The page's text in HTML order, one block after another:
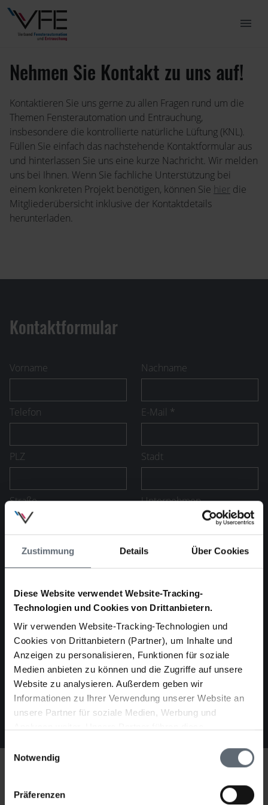
Zustimmung Details Über Cookies
Diese Website verwendet Website-Tracking-
Technologien und Cookies von Drittanbietern.
Wir verwenden Website-Tracking-Technologien und
Cookies von Drittanbietern (Partner), um Inhalte und
Anzeigen zu personalisieren, Funktionen für soziale
Medien anbieten zu können und die Zugriffe auf unsere
Website zu analysieren. Außerdem geben wir
Informationen zu Ihrer Verwendung unserer Website an
unsere Partner für soziale Medien, Werbung und
zusammen, die Sie ihnen bereitgestellt haben oder die
sie im Rahmen Ihrer Nutzung der Dienste gesammelt
haben. Sie geben Ihre Einwilligung zu unseren Website-
Tracking-Maßnahmen und sind einverstanden das wir
Notwendig
Präferenzen
menu
Nehmen Sie Kontakt zu uns auf!
Kontaktieren Sie uns gerne zu allen Fragen rund um die
Themen Fensterautomation und Entrauchung,
insbesondere die kontrollierte natürliche Lüftung (KNL).
Füllen Sie einfach das nachstehende Kontaktformular aus
und hinterlassen Sie uns eine kurze Nachricht. Wir melden
uns bei Ihnen. Wenn Sie fachliche Unterstützung bei
einem konkreten Projekt benötigen, können Sie hier die
Mitgliederübersicht inklusive der Kontaktdetails
herunterladen.
Kontaktformular
Vorname Nachname
Telefon E-Mail *
PLZ Stadt
Straße Unternehmen
Ihre Nachricht an uns
Hiermit akzeptiere ich dieDatenschutzbedingungen
sowie kontaktiert zu werden. Mit (*) markierte Felder
sind Pflichtfelder.
ABSENDEN